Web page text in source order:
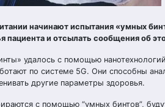
начинают испытания «умных
пациента и отсылать сообщения об
удалось с помощью
по системе 5G. Они способны
другие параметры здоровья.
с помощью “умных бинтов”,